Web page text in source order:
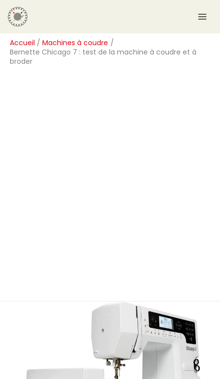
Aller
au
contenu
Accueil
Machines à coudre
Bernette Chicago 7 : test de la machine à coudre et à
broder
R
e
c
h
e